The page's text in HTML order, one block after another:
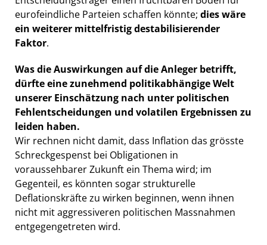
eurofeindliche Parteien schaffen könnte; dies wäre
ein weiterer mittelfristig destabilisierender
Faktor.
Was die Auswirkungen auf die Anleger betrifft,
dürfte eine zunehmend politikabhängige Welt
unserer Einschätzung nach unter politischen
Fehlentscheidungen und volatilen Ergebnissen zu
leiden haben.
Wir rechnen nicht damit, dass Inflation das grösste
Schreckgespenst bei Obligationen in
voraussehbarer Zukunft ein Thema wird; im
Gegenteil, es könnten sogar strukturelle
Deflationskräfte zu wirken beginnen, wenn ihnen
nicht mit aggressiveren politischen Massnahmen
entgegengetreten wird.